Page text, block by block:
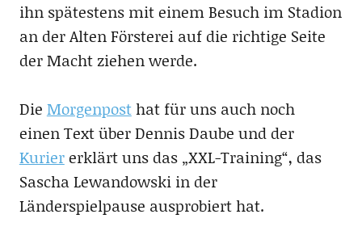
ihn spätestens mit einem Besuch im Stadion
an der Alten Försterei auf die richtige Seite
der Macht ziehen werde.
Die Morgenposthat für uns auch noch
einen Text über Dennis Daube und der
Kuriererklärt uns das „XXL-Training“, das
Sascha Lewandowski in der
Länderspielpause ausprobiert hat.